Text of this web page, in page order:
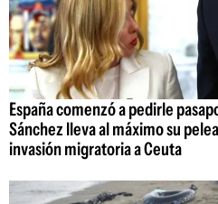
España comenzó a pedirle
Sánchez lleva al máximo su
invasión migratoria a Ceuta